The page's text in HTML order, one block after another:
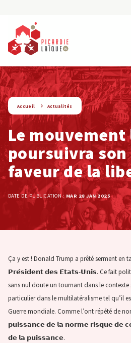
string(9) « actualite »
Accueil Actualités
Le
poursuivra
faveur de la
DATE DE PUBLICATION : MAR 28 JAN 2025
Ça y est ! Donald Trump a prêté serment
𝗣𝗿𝗲́𝘀𝗶𝗱𝗲𝗻𝘁 𝗱𝗲𝘀 𝗘́𝘁𝗮𝘁𝘀-𝗨𝗻𝗶𝘀. Ce fait
sans nul doute un tournant dans le
particulier dans le multilatéralisme tel qu’il
Guerre mondiale. Comme l’ont répété de
𝗽𝘂𝗶𝘀𝘀𝗮𝗻𝗰𝗲 𝗱𝗲 𝗹𝗮 𝗻𝗼𝗿𝗺𝗲 𝗿𝗶𝘀𝗾𝘂𝗲 𝗱𝗲
𝗱𝗲 𝗹𝗮 𝗽𝘂𝗶𝘀𝘀𝗮𝗻𝗰𝗲.